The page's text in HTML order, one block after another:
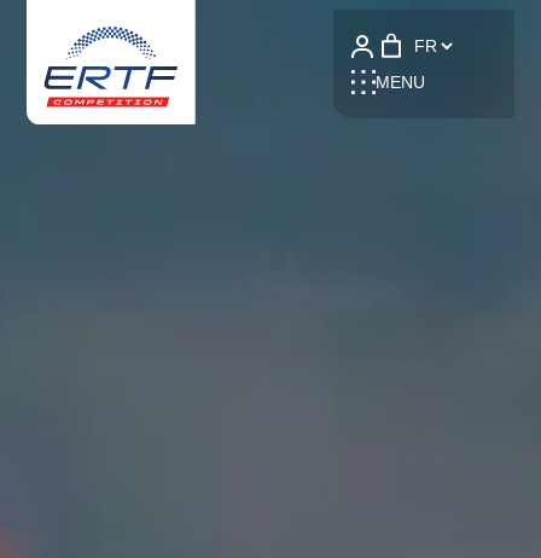
MENU
Language